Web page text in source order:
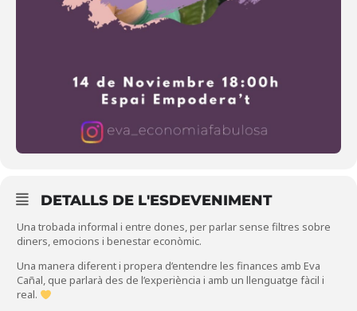
DETALLS DE L'ESDEVENIMENT
Una trobada informal i entre dones, per parlar sense filtres sobre
diners, emocions i benestar econòmic.
Una manera diferent i propera d’entendre les finances amb Eva
Cañal, que parlarà des de l’experiència i amb un llenguatge fàcil i
real.